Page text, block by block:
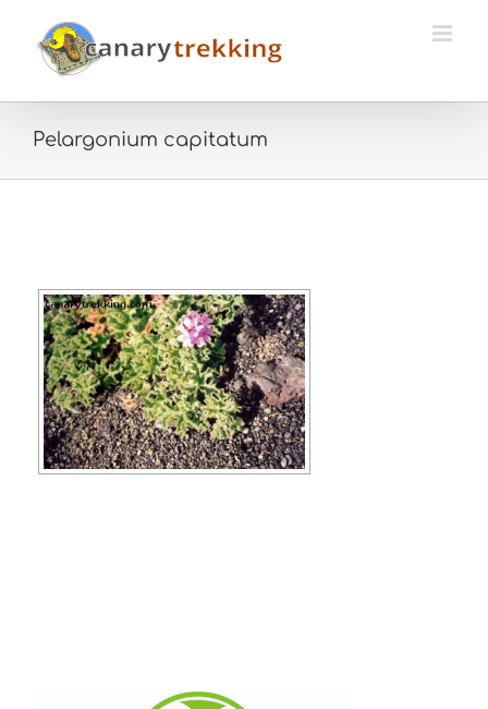
contenido
Pelargonium capitatum